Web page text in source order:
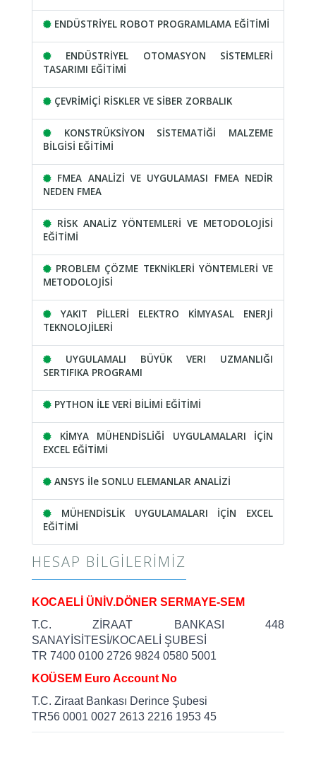
ENDÜSTRİYEL ROBOT PROGRAMLAMA EĞİTİMİ
ENDÜSTRİYEL OTOMASYON SİSTEMLERİ
TASARIMI EĞİTİMİ
ÇEVRİMİÇİ RİSKLER VE SİBER ZORBALIK
KONSTRÜKSİYON SİSTEMATİĞİ MALZEME
BİLGİSİ EĞİTİMİ
FMEA ANALİZİ VE UYGULAMASI FMEA NEDİR
NEDEN FMEA
RİSK ANALİZ YÖNTEMLERİ VE METODOLOJİSİ
EĞİTİMİ
PROBLEM ÇÖZME TEKNİKLERİ YÖNTEMLERİ VE
METODOLOJİSİ
YAKIT PİLLERİ ELEKTRO KİMYASAL ENERJİ
TEKNOLOJİLERİ
UYGULAMALI BÜYÜK VERI UZMANLIĞI
SERTIFIKA PROGRAMI
PYTHON İLE VERİ BİLİMİ EĞİTİMİ
KİMYA MÜHENDİSLİĞİ UYGULAMALARI İÇİN
EXCEL EĞİTİMİ
ANSYS İle SONLU ELEMANLAR ANALİZİ
MÜHENDİSLİK UYGULAMALARI İÇİN EXCEL
EĞİTİMİ
HESAP BILGILERIMIZ
KOCAELİ ÜNİV.DÖNER SERMAYE-SEM
T.C. ZİRAAT BANKASI 448
SANAYİSİTESİ/KOCAELİ ŞUBESİ
TR 7400 0100 2726 9824 0580 5001
KOÜSEM Euro Account No
T.C. Ziraat Bankası Derince Şubesi
TR56 0001 0027 2613 2216 1953 45